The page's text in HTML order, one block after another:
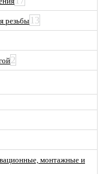
резьбы13
2
монтажные и